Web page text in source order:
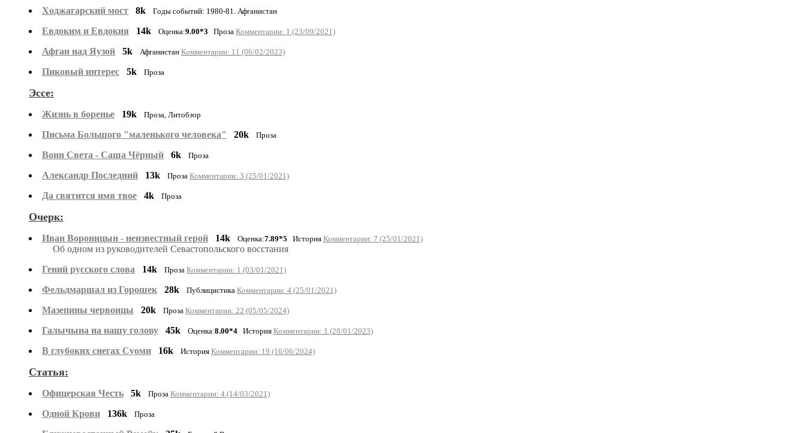
Ходжагарский мост 8k Годы событий: 1980-81. Афганистан
Евдоким и Евдокия 14k Оценка:9.00*3 Проза Комментарии: 1 (23/09/2021)
Афган над Яузой 5k Афганистан Комментарии: 11 (06/02/2023)
Пиковый интерес 5k Проза
Эссе:
Жизнь в боренье 19k Проза, Литобзор
Письма Большого "маленького человека" 20k Проза
Воин Света - Саша Чёрный 6k Проза
Александр Последний 13k Проза Комментарии: 3 (25/01/2021)
Да святится имя твое 4k Проза
Очерк:
Иван Вороницын - неизвестный герой 14k Оценка:7.89*5 История Комментарии: 7 (25/01/2021)
Об одном из руководителей Севастопольского восстания
Гений русского слова
14k Проза Комментарии: 1 (03/01/2021)
Фельдмаршал из Горошек 28k Публицистика Комментарии: 4 (25/01/2021)
Мазепины червонцы 20k Проза Комментарии: 22 (05/05/2024)
Галычына на нашу голову 45k Оценка:8.00*4 История Комментарии: 1 (28/01/2023)
В глубоких снегах Суоми 16k История Комментарии: 19 (16/06/2024)
Статья:
Офицерская Честь 5k Проза Комментарии: 4 (14/03/2021)
Одной Крови 136k Проза